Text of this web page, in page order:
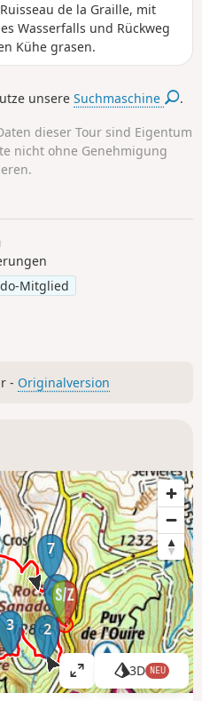
de la Graille, mit
Wasserfalls und Rückweg
Kühe grasen.
unsereSuchmaschine .
dieser Tour sind Eigentum
nicht ohne Genehmigung
Mitglied
- Originalversion
1
2
3
7
K
a
3D NEU